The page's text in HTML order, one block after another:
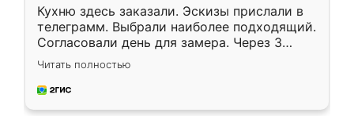
Кухню здесь заказали. Эскизы прислали в
телеграмм. Выбрали наиболее подходящий.
Согласовали день для замера. Через 3
недели кухня была уже готова. Остались
довольны работой. Спасибо Ренессанс
мебель за качественную работу!
Читать полностью